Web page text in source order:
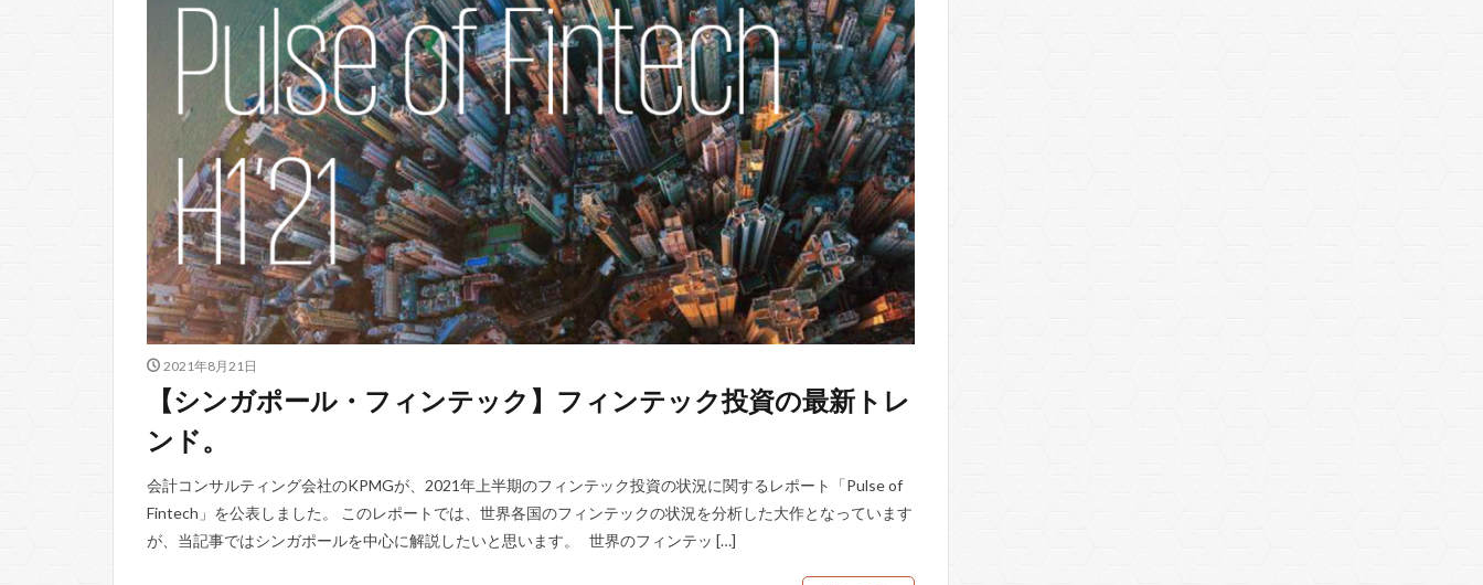
2021年8月21日
【シンガポール・フィンテック】フィンテック投資の最新トレ
ンド。
会計コンサルティング会社のKPMGが、2021年上半期のフィンテック投資の状況に関するレポート「Pulse of
Fintech」を公表しました。 このレポートでは、世界各国のフィンテックの状況を分析した大作となっています
が、当記事ではシンガポールを中心に解説したいと思います。 世界のフィンテッ […]